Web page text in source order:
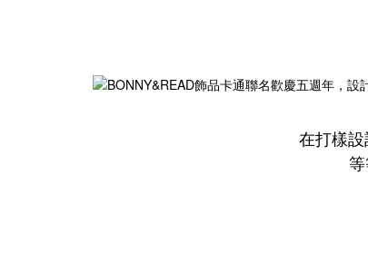
在打樣